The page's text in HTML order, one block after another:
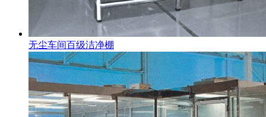
无尘车间百级洁净棚